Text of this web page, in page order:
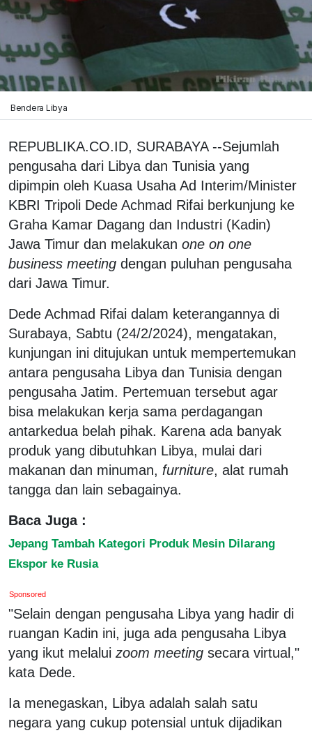
Bendera Libya
REPUBLIKA.CO.ID, SURABAYA --Sejumlah
pengusaha dari Libya dan Tunisia yang
dipimpin oleh Kuasa Usaha Ad Interim/Minister
KBRI Tripoli Dede Achmad Rifai berkunjung ke
Graha Kamar Dagang dan Industri (Kadin)
Jawa Timur dan melakukan one on one
business meeting dengan puluhan pengusaha
dari Jawa Timur.
Dede Achmad Rifai dalam keterangannya di
Surabaya, Sabtu (24/2/2024), mengatakan,
kunjungan ini ditujukan untuk mempertemukan
antara pengusaha Libya dan Tunisia dengan
pengusaha Jatim. Pertemuan tersebut agar
bisa melakukan kerja sama perdagangan
antarkedua belah pihak. Karena ada banyak
produk yang dibutuhkan Libya, mulai dari
makanan dan minuman, furniture, alat rumah
tangga dan lain sebagainya.
Baca Juga :
Jepang Tambah Kategori Produk Mesin Dilarang
Ekspor ke Rusia
Sponsored
"Selain dengan pengusaha Libya yang hadir di
ruangan Kadin ini, juga ada pengusaha Libya
yang ikut melalui zoom meeting secara virtual,"
kata Dede.
Ia menegaskan, Libya adalah salah satu
negara yang cukup potensial untuk dijadikan